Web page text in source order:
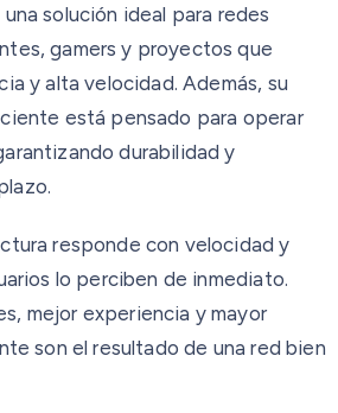
solución ideal para redes
gamers y proyectos que
y alta velocidad. Además, su
está pensado para operar
durabilidad y
responde con velocidad y
lo perciben de inmediato.
mejor experiencia y mayor
son el resultado de una red bien